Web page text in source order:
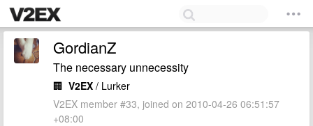
GordianZ
The necessary unnecessity
🏢 V2EX / Lurker
V2EX member #33, joined on 2010-04-26 06:51:57
+08:00